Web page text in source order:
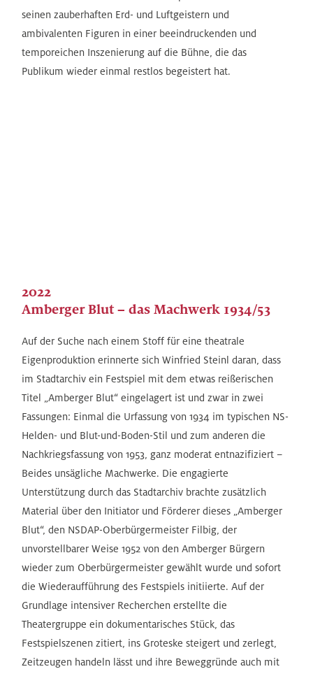
seinen zauberhaften Erd- und Luftgeistern und
ambivalenten Figuren in einer beeindruckenden und
temporeichen Inszenierung auf die Bühne, die das
Publikum wieder einmal restlos begeistert hat.
2022
Amberger Blut – das Machwerk 1934/53
Auf der Suche nach einem Stoff für eine theatrale
Eigenproduktion erinnerte sich Winfried Steinl daran, dass
im Stadtarchiv ein Festspiel mit dem etwas reißerischen
Titel „Amberger Blut“ eingelagert ist und zwar in zwei
Fassungen: Einmal die Urfassung von 1934 im typischen NS-
Helden- und Blut-und-Boden-Stil und zum anderen die
Nachkriegsfassung von 1953, ganz moderat entnazifiziert –
Beides unsägliche Machwerke. Die engagierte
Unterstützung durch das Stadtarchiv brachte zusätzlich
Material über den Initiator und Förderer dieses „Amberger
Blut“, den NSDAP-Oberbürgermeister Filbig, der
unvorstellbarer Weise 1952 von den Amberger Bürgern
wieder zum Oberbürgermeister gewählt wurde und sofort
die Wiederaufführung des Festspiels initiierte. Auf der
Grundlage intensiver Recherchen erstellte die
Theatergruppe ein dokumentarisches Stück, das
Festspielszenen zitiert, ins Groteske steigert und zerlegt,
Zeitzeugen handeln lässt und ihre Beweggründe auch mit